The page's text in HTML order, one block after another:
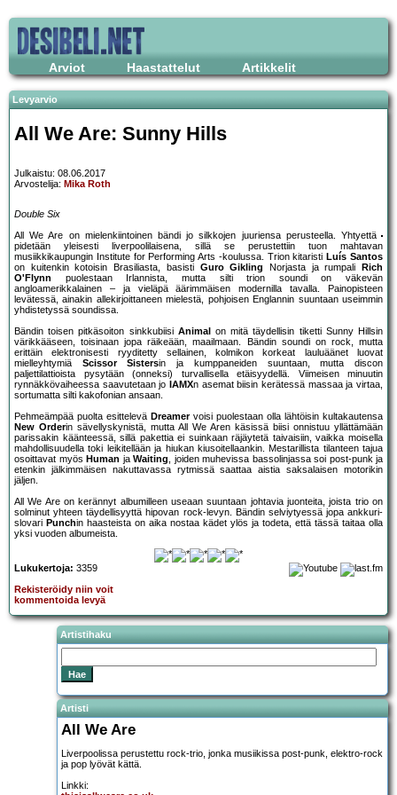
Arviot Haastattelut Artikkelit
Levyarvio
All We Are: Sunny Hills
Julkaistu: 08.06.2017
Arvostelija: Mika Roth
Double Six
All We Are on mielenkiintoinen bändi jo silkkojen juuriensa perusteella. Yhtyettä
pidetään yleisesti liverpoolilaisena, sillä se perustettiin tuon mahtavan
musiikkikaupungin Institute for Performing Arts -koulussa. Trion kitaristi Luís Santos
on kuitenkin kotoisin Brasiliasta, basisti Guro Gikling Norjasta ja rumpali
Rich
O'Flynn puolestaan Irlannista, mutta silti trion soundi on väkevän
angloamerikkalainen – ja vieläpä äärimmäisen modernilla tavalla. Painopisteen
levätessä, ainakin allekirjoittaneen mielestä, pohjoisen Englannin suuntaan useimmin
yhdistetyssä soundissa.
Bändin toisen pitkäsoiton sinkkubiisi Animal on mitä täydellisin tiketti Sunny Hillsin
värikkääseen, toisinaan jopa räikeään, maailmaan. Bändin soundi on rock, mutta
erittäin elektronisesti ryyditetty sellainen, kolmikon korkeat lauluäänet luovat
mielleyhtymiä Scissor Sistersin ja kumppaneiden suuntaan, mutta discon
paljettilattioista pysytään (onneksi) turvallisella etäisyydellä. Viimeisen minuutin
rynnäkkövaiheessa saavutetaan jo IAMXn asemat biisin kerätessä massaa ja virtaa,
sortumatta silti kakofonian ansaan.
Pehmeämpää puolta esittelevä Dreamervoisi puolestaan olla lähtöisin kultakautensa
New Orderin sävellyskynistä, mutta All We Aren käsissä biisi onnistuu yllättämään
parissakin käänteessä, sillä pakettia ei suinkaan räjäytetä taivaisiin, vaikka moisella
mahdollisuudella toki leikitellään ja hiukan kiusoitellaankin. Mestarillista tilanteen tajua
osoittavat myös Human ja Waiting, joiden muhevissa bassolinjassa soi post-punk ja
etenkin jälkimmäisen nakuttavassa rytmissä saattaa aistia saksalaisen motorikin
jäljen.
All We Are on kerännyt albumilleen useaan suuntaan johtavia juonteita, joista trio on
solminut yhteen täydellisyyttä hipovan rock-levyn. Bändin selviytyessä jopa ankkuri-
slovari Punchin haasteista on aika nostaa kädet ylös ja todeta, että tässä taitaa olla
yksi vuoden albumeista.
Lukukertoja: 3359
Rekisteröidy niin voit
kommentoida levyä
Artistihaku
Artisti
All We Are
Liverpoolissa perustettu rock-trio, jonka musiikissa post-punk, elektro-rock
ja pop lyövät kättä.
Linkki: